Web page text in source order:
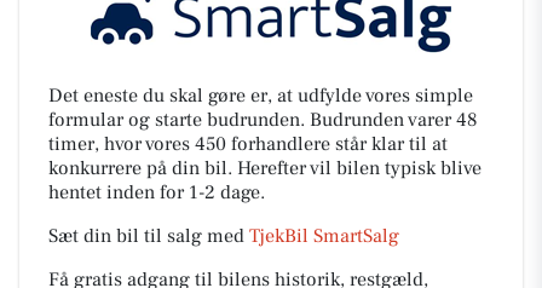
Det eneste du skal gøre er, at udfylde vores simple
formular og starte budrunden. Budrunden varer 48
timer, hvor vores 450 forhandlere står klar til at
konkurrere på din bil. Herefter vil bilen typisk blive
hentet inden for 1-2 dage.
Sæt din bil til salg med TjekBil SmartSalg
Få gratis adgang til bilens historik, restgæld,